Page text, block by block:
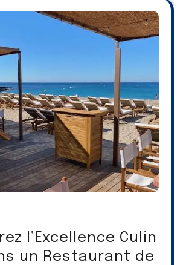
l’Excellence Culin
un Restaurant de